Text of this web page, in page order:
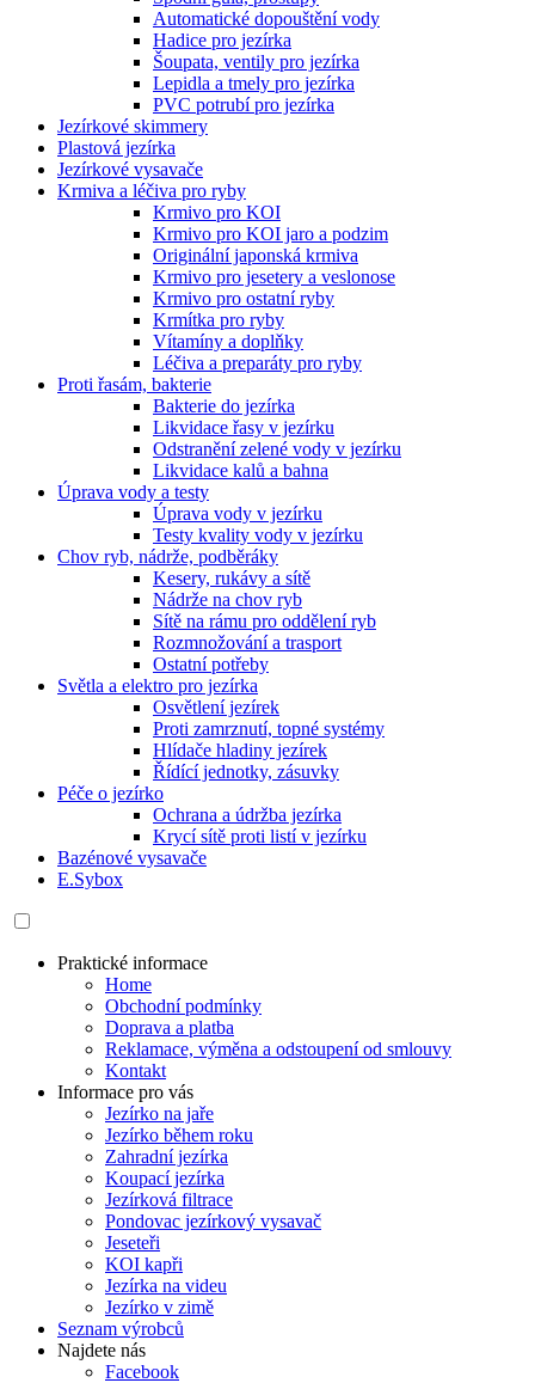
Automatické dopouštění vody
Hadice pro jezírka
Šoupata, ventily pro jezírka
Lepidla a tmely pro jezírka
PVC potrubí pro jezírka
Jezírkové skimmery
Plastová jezírka
Jezírkové vysavače
Krmiva a léčiva pro ryby
Krmivo pro KOI
Krmivo pro KOI jaro a podzim
Originální japonská krmiva
Krmivo pro jesetery a veslonose
Krmivo pro ostatní ryby
Krmítka pro ryby
Vítamíny a doplňky
Léčiva a preparáty pro ryby
Proti řasám, bakterie
Bakterie do jezírka
Likvidace řasy v jezírku
Odstranění zelené vody v jezírku
Likvidace kalů a bahna
Úprava vody a testy
Úprava vody v jezírku
Testy kvality vody v jezírku
Chov ryb, nádrže, podběráky
Kesery, rukávy a sítě
Nádrže na chov ryb
Sítě na rámu pro oddělení ryb
Rozmnožování a trasport
Ostatní potřeby
Světla a elektro pro jezírka
Osvětlení jezírek
Proti zamrznutí, topné systémy
Hlídače hladiny jezírek
Řídící jednotky, zásuvky
Péče o jezírko
Ochrana a údržba jezírka
Krycí sítě proti listí v jezírku
Bazénové vysavače
E.Sybox
Praktické informace
Home
Obchodní podmínky
Doprava a platba
Reklamace, výměna a odstoupení od smlouvy
Kontakt
Informace pro vás
Jezírko na jaře
Jezírko během roku
Zahradní jezírka
Koupací jezírka
Jezírková filtrace
Pondovac jezírkový vysavač
Jeseteři
KOI kapři
Jezírka na videu
Jezírko v zimě
Seznam výrobců
Najdete nás
Facebook